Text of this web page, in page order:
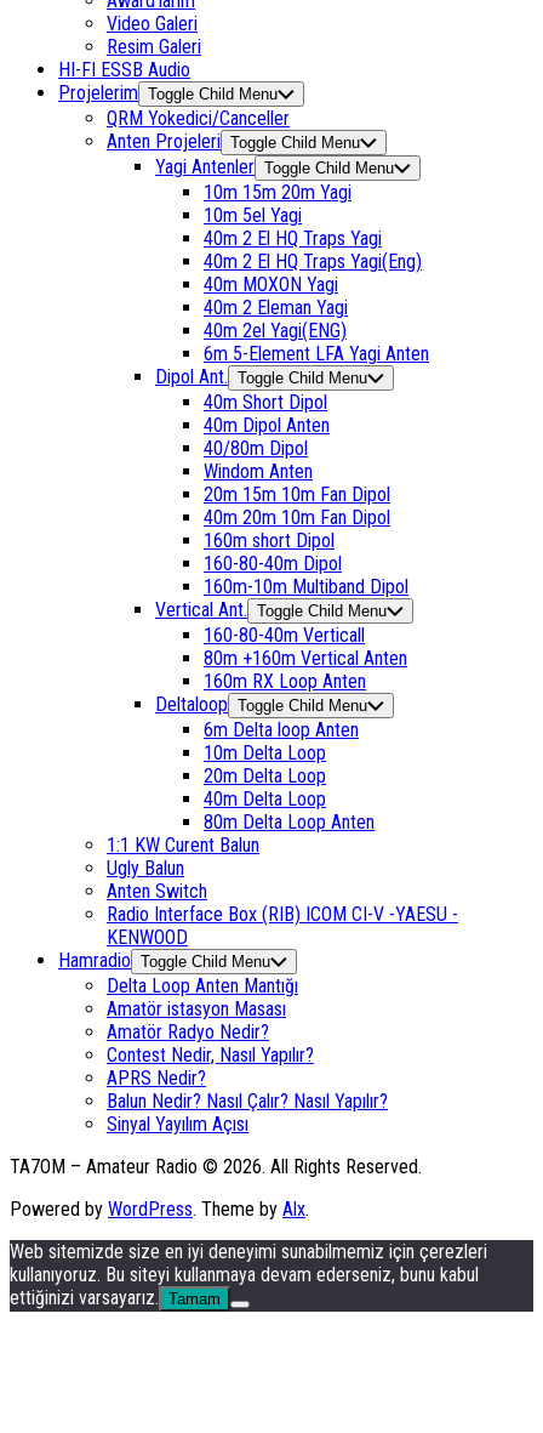
Video Galeri
Resim Galeri
HI-FI ESSB Audio
Projelerim Toggle Child Menu
QRM Yokedici/Canceller
Anten Projeleri Toggle Child Menu
Yagi Antenler Toggle Child Menu
10m 15m 20m Yagi
10m 5el Yagi
40m 2 El HQ Traps Yagi
40m 2 El HQ Traps Yagi(Eng)
40m MOXON Yagi
40m 2 Eleman Yagi
40m 2el Yagi(ENG)
6m 5-Element LFA Yagi Anten
Dipol Ant. Toggle Child Menu
40m Short Dipol
40m Dipol Anten
40/80m Dipol
Windom Anten
20m 15m 10m Fan Dipol
40m 20m 10m Fan Dipol
160m short Dipol
160-80-40m Dipol
160m-10m Multiband Dipol
Vertical Ant. Toggle Child Menu
160-80-40m Verticall
80m +160m Vertical Anten
160m RX Loop Anten
Deltaloop Toggle Child Menu
6m Delta loop Anten
10m Delta Loop
20m Delta Loop
40m Delta Loop
80m Delta Loop Anten
1:1 KW Curent Balun
Ugly Balun
Anten Switch
Radio Interface Box (RIB) ICOM CI-V -YAESU -
KENWOOD
Hamradio Toggle Child Menu
Delta Loop Anten Mantığı
Amatör istasyon Masası
Amatör Radyo Nedir?
Contest Nedir, Nasıl Yapılır?
APRS Nedir?
Balun Nedir? Nasıl Çalır? Nasıl Yapılır?
Sinyal Yayılım Açısı
TA7OM – Amateur Radio © 2026. All Rights Reserved.
Powered by WordPress. Theme by Alx.
Web sitemizde size en iyi deneyimi sunabilmemiz için çerezleri
kullanıyoruz. Bu siteyi kullanmaya devam ederseniz, bunu kabul
ettiğinizi varsayarız. Tamam